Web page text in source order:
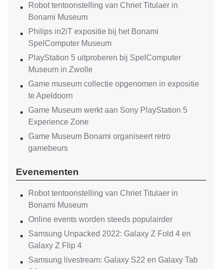
Robot tentoonstelling van Chriet Titulaer in
Bonami Museum
Philips in2iT expositie bij het Bonami
SpelComputer Museum
PlayStation 5 uitproberen bij SpelComputer
Museum in Zwolle
Game museum collectie opgenomen in expositie
te Apeldoorn
Game Museum werkt aan Sony PlayStation 5
Experience Zone
Game Museum Bonami organiseert retro
gamebeurs
Evenementen
Robot tentoonstelling van Chriet Titulaer in
Bonami Museum
Online events worden steeds populairder
Samsung Unpacked 2022: Galaxy Z Fold 4 en
Galaxy Z Flip 4
Samsung livestream: Galaxy S22 en Galaxy Tab